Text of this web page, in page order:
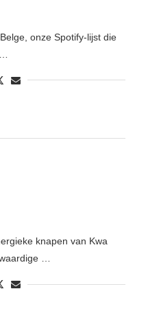
onze Spotify-lijst die
knapen van Kwa
…